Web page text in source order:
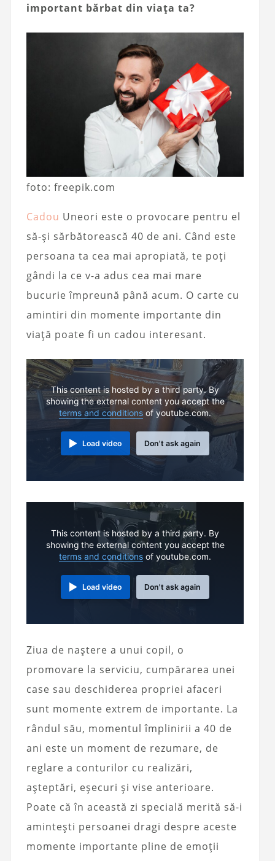
important bărbat din viața ta?
foto: freepik.com
Cadou Uneori este o provocare pentru el
să-și sărbătorească 40 de ani. Când este
persoana ta cea mai apropiată, te poți
gândi la ce v-a adus cea mai mare
bucurie împreună până acum. O carte cu
amintiri din momente importante din
viață poate fi un cadou interesant.
This content is hosted by a third party. By
showing the external content you accept the
terms and conditions of youtube.com.
Load video Don't ask again
This content is hosted by a third party. By
showing the external content you accept the
terms and conditions of youtube.com.
Load video Don't ask again
Ziua de naștere a unui copil, o
promovare la serviciu, cumpărarea unei
case sau deschiderea propriei afaceri
sunt momente extrem de importante. La
rândul său, momentul împlinirii a 40 de
ani este un moment de rezumare, de
reglare a conturilor cu realizări,
așteptări, eșecuri și vise anterioare.
Poate că în această zi specială merită să-i
amintești persoanei dragi despre aceste
momente importante pline de emoții